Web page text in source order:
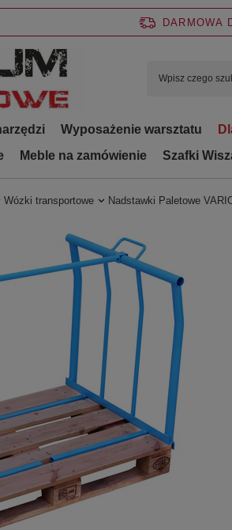
DARMOWA
Wyposażenie warsztatu
Meble na zamówienie Szafki
Wózki transportowe Nadstawki Paletowe